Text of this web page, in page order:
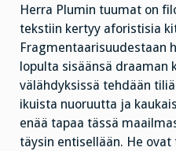
Herra Plumin tuumat on
tekstiin kertyy aforistisia
Fragmentaarisuudestaan
lopulta sisäänsä draaman
välähdyksissä tehdään
ikuista nuoruutta ja
enää tapaa tässä
täysin entisellään. He ovat